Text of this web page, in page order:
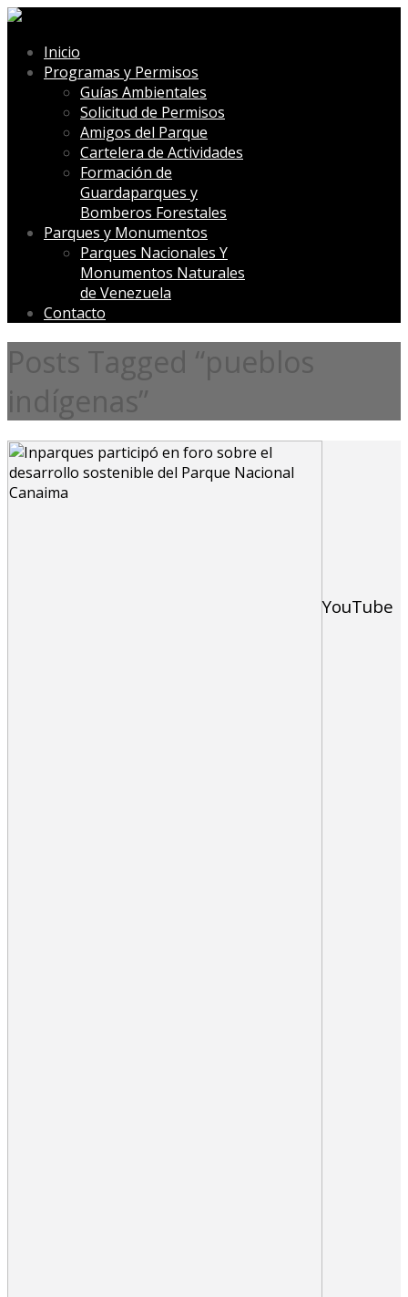
Inicio
Programas y Permisos
Guías Ambientales
Solicitud de Permisos
Amigos del Parque
Cartelera de Actividades
Formación de
Guardaparques y
Bomberos Forestales
Parques y Monumentos
Parques Nacionales Y
Monumentos Naturales
de Venezuela
Contacto
Posts Tagged “pueblos
indígenas”
YouTube